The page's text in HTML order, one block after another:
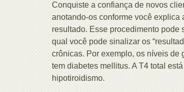
Conquiste a confiança de novos
anotando-os conforme você explica
resultado. Esse procedimento
qual você pode sinalizar os
crônicas. Por exemplo, os níveis de
tem diabetes mellitus. A T4 total
hipotiroidismo.